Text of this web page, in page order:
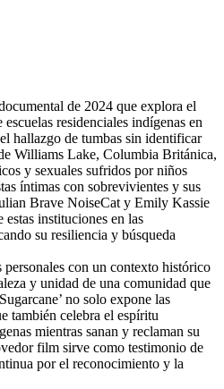
de 2024 que explora el
residenciales indígenas en
hallazgo de tumbas sin identificar
Williams Lake, Columbia Británica,
y sexuales sufridos por niños
íntimas con sobrevivientes y sus
Brave NoiseCat y Emily Kassie
instituciones en las
su resiliencia y búsqueda
con un contexto histórico
y unidad de una comunidad que
no solo expone las
también celebra el espíritu
mientras sanan y reclaman su
film sirve como testimonio de
por el reconocimiento y la